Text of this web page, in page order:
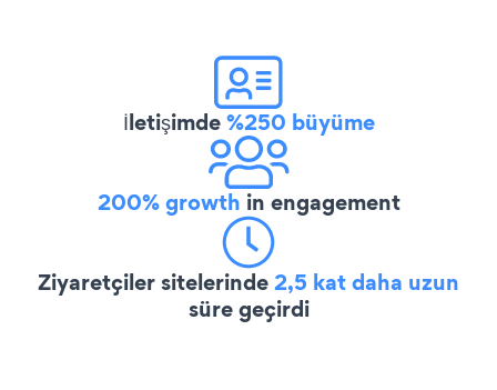
İletişimde%250 büyüme
200% growth in engagement
Ziyaretçiler sitelerinde2,5 kat daha uzun
süre geçirdi